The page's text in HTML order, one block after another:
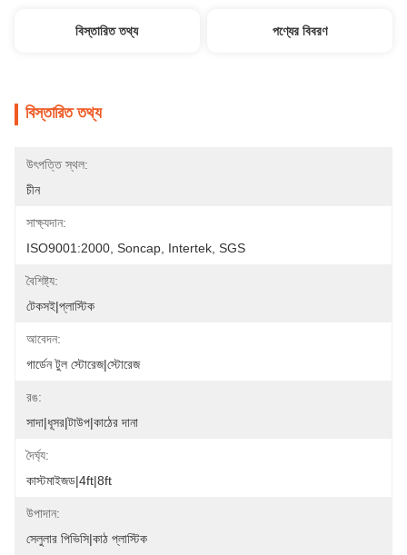
বিস্তারিত তথ্য পণ্যের বিবরণ
বিস্তারিত তথ্য
উৎপত্তি স্থল:
চীন
সাক্ষ্যদান:
ISO9001:2000, Soncap, Intertek, SGS
বৈশিষ্ট্য:
টেকসই|প্লাস্টিক
আবেদন:
গার্ডেন টুল স্টোরেজ|স্টোরেজ
রঙ:
সাদা|ধূসর|টাউপ|কাঠের দানা
দৈর্ঘ্য:
কাস্টমাইজড|4ft|8ft
উপাদান:
সেলুলার পিভিসি|কাঠ প্লাস্টিক